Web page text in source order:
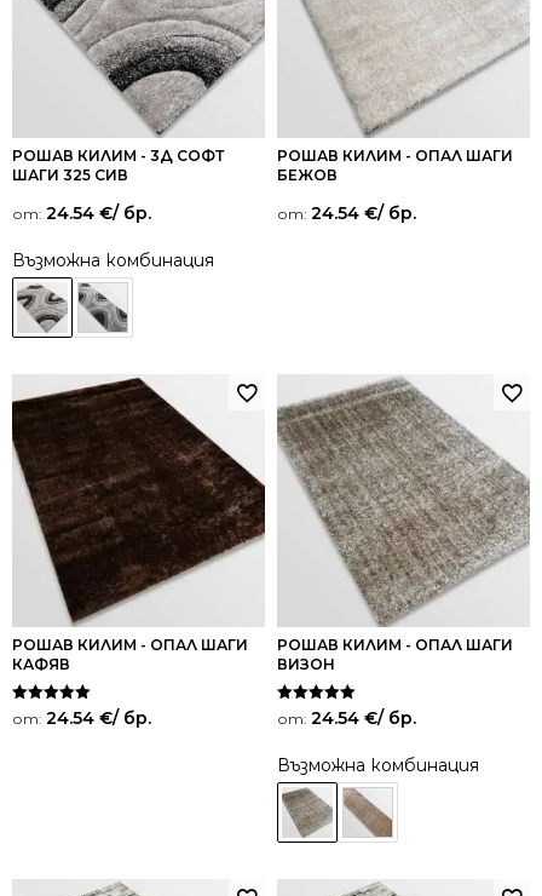
РОШАВ КИЛИМ - 3Д СОФТ
ШАГИ 325 СИВ
от: 24.54 €/ бр.
Възможна комбинация
РОШАВ КИЛИМ - ОПАЛ ШАГИ
БЕЖОВ
от: 24.54 €/ бр.
РОШАВ КИЛИМ - ОПАЛ ШАГИ
КАФЯВ
Оценено на
5.00
от: 24.54 €/ бр.
РОШАВ КИЛИМ - ОПАЛ ШАГИ
ВИЗОН
Оценено на
5.00
от: 24.54 €/ бр.
Възможна комбинация